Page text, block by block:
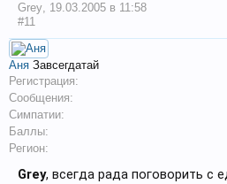
Grey, 19.03.2005 в 11:58
#11
Аня Завсегдатай
Регистрация:
Сообщения:
Симпатии:
Баллы:
Регион:
Grey, всегда рада поговорить с